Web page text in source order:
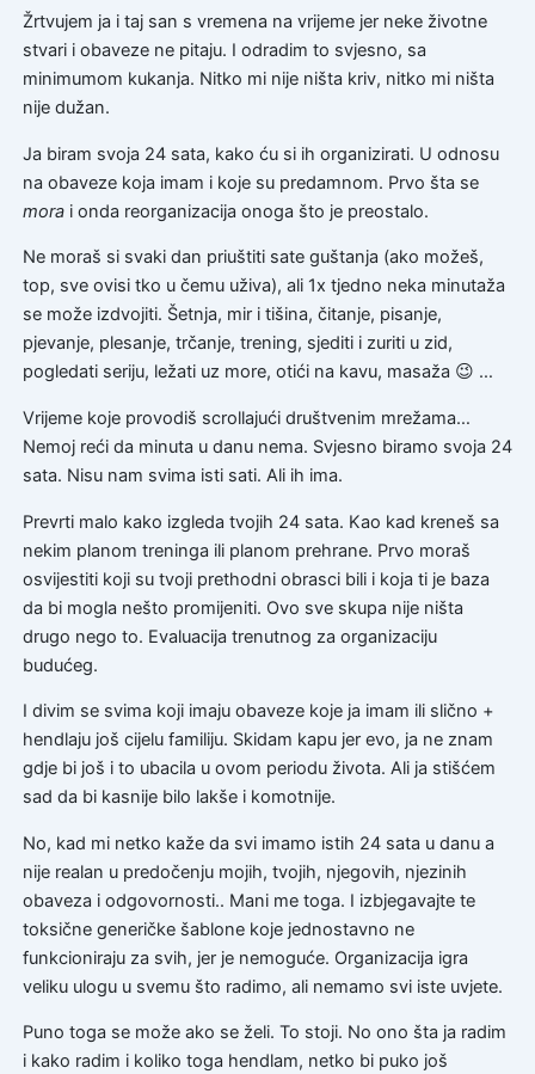
Žrtvujem ja i taj san s vremena na vrijeme jer neke životne
stvari i obaveze ne pitaju. I odradim to svjesno, sa
minimumom kukanja. Nitko mi nije ništa kriv, nitko mi ništa
nije dužan.
Ja biram svoja 24 sata, kako ću si ih organizirati. U odnosu
na obaveze koja imam i koje su predamnom. Prvo šta se
morai onda reorganizacija onoga što je preostalo.
Ne moraš si svaki dan priuštiti sate guštanja (ako možeš,
top, sve ovisi tko u čemu uživa), ali 1x tjedno neka minutaža
se može izdvojiti. Šetnja, mir i tišina, čitanje, pisanje,
pjevanje, plesanje, trčanje, trening, sjediti i zuriti u zid,
pogledati seriju, ležati uz more, otići na kavu, masaža 😉 …
Vrijeme koje provodiš scrollajući društvenim mrežama…
Nemoj reći da minuta u danu nema. Svjesno biramo svoja 24
sata. Nisu nam svima isti sati. Ali ih ima.
Prevrti malo kako izgleda tvojih 24 sata. Kao kad kreneš sa
nekim planom treninga ili planom prehrane. Prvo moraš
osvijestiti koji su tvoji prethodni obrasci bili i koja ti je baza
da bi mogla nešto promijeniti. Ovo sve skupa nije ništa
drugo nego to. Evaluacija trenutnog za organizaciju
budućeg.
I divim se svima koji imaju obaveze koje ja imam ili slično +
hendlaju još cijelu familiju. Skidam kapu jer evo, ja ne znam
gdje bi još i to ubacila u ovom periodu života. Ali ja stišćem
sad da bi kasnije bilo lakše i komotnije.
No, kad mi netko kaže da svi imamo istih 24 sata u danu a
nije realan u predočenju mojih, tvojih, njegovih, njezinih
obaveza i odgovornosti.. Mani me toga. I izbjegavajte te
toksične generičke šablone koje jednostavno ne
funkcioniraju za svih, jer je nemoguće. Organizacija igra
veliku ulogu u svemu što radimo, ali nemamo svi iste uvjete.
Puno toga se može ako se želi. To stoji. No ono šta ja radim
i kako radim i koliko toga hendlam, netko bi puko još